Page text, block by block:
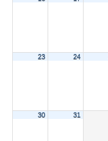
23 24
30 31